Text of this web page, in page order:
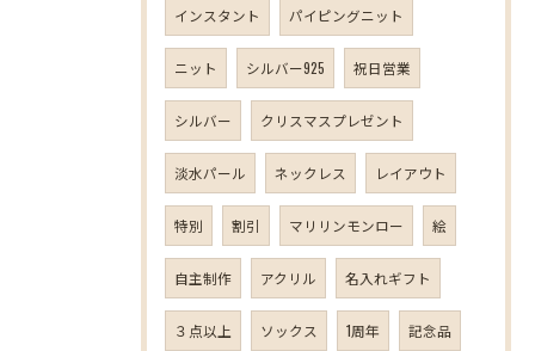
インスタント パイピングニット
ニット シルバー925 祝日営業
シルバー クリスマスプレゼント
淡水パール ネックレス レイアウト
特別 割引 マリリンモンロー 絵
自主制作 アクリル 名入れギフト
３点以上 ソックス 1周年 記念品